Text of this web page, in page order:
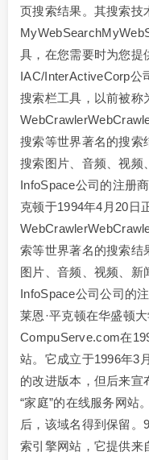
页搜索结果。其搜索技
具，在您需要时为您提
IAC/InterActiveCorp公
搜索栏工具，以前被称
搜索等世界著名的搜索
搜索图片、音频、视频
InfoSpace公司的注册
克顿于1994年4月20日
索等世界著名的搜索结
图片、音频、视频、新
InfoSpace公司公司的
莱恩·平克顿在华盛顿
CompuServe.com在
站。它成立于1996年3
的改进版本，但后来宣
“家庭”的在线服务网站
后，该域名得到保留
索引擎网站，它提供来